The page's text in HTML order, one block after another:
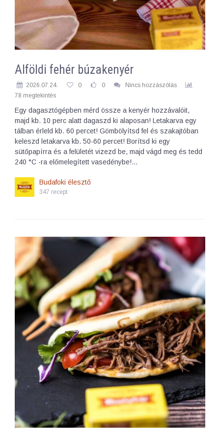
Alföldi fehér búzakenyér
2026.07.24. 0 0
Nincs hozzászólás
78 megtekintés
Egy dagasztógépben mérd össze a kenyér hozzávalóit,
majd kb. 10 perc alatt dagaszd ki alaposan! Letakarva egy
tálban érleld kb. 60 percet! Gömbölyítsd fel és szakajtóban
keleszd letakarva kb. 50-60 percet! Borítsd ki egy
sütőpapírra és a felületét vizezd be, majd vágd meg és tedd
240 °C -ra előmelegített vasedénybe!…
Budafoki élesztő
347 recept